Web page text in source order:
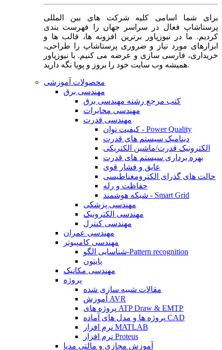
برای شما اسامی کلیه شرکت های بین المللی
پرستاشاپ فعال در سراسر جهان را فهرست بندی
کردیم. ما در نیوزپاور برترین افزونه ها، قالب ها و
ابزارهای مورد نیاز و ضروری پرستاشاپ را طراحی،
خریداری، فارسی سازی و عرضه می کنیم. با نیوزپاور
همیشه وب سایت خود را بروز و پویا نگه دارید.
محصولات آموزشی
مهندسی برق
کتب مرجع رشته مهندسی برق
مهندسی مخابرات
مهندسی قدرت
کیفیت توان - Power Quality
دینامیک سیستم های قدرت
الکترونیک قدرت/ماشین الکتریکی
بهره برداری سیستم های قدرت
عایق و فشار قوی
حالت های گذرای الکترومغناطیسی
حفاظت و رله
شبکه هوشمند - Smart Grid
مهندسی پزشکی
مهندسی الکترونیک
مهندسی کنترل
مهندسی عمران
مهندسی کامپیوتر
شناسایی الگو-Pattern recognition
پایتون
مهندسی مکانیک
پروژه
مقالات شبیه سازی شده
آموزش AVR
پروژه های ATP Draw & EMTP
پروژه ها و مدل های آماده CAD
نرم افزار MATLAB
نرم افزار Proteus
آموزش مجازی و مالتی مدیا